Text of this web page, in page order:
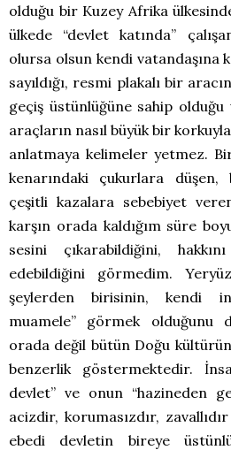
olduğu bir Kuzey Afrika
ülkede “devlet katında”
olursa olsun kendi vatandaşına
sayıldığı, resmi plakalı bir
geçiş üstünlüğüne sahip
araçların nasıl büyük bir korkuyla
anlatmaya kelimeler yetmez.
kenarındaki çukurlara
çeşitli kazalara sebebiyet
karşın orada kaldığım süre
sesini çıkarabildiğini,
edebildiğini görmedim.
şeylerden birisinin, kendi
muamele” görmek olduğunu
orada değil bütün Doğu
benzerlik göstermektedir.
devlet” ve onun “hazineden
acizdir, korumasızdır,
ebedi devletin bireye